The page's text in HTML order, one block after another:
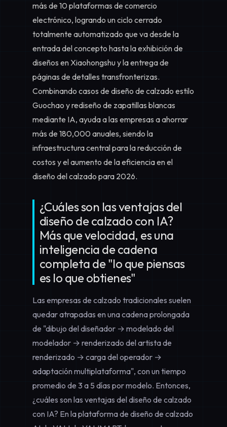
más de 10 plataformas de comercio
electrónico, logrando un ciclo cerrado
totalmente automatizado que va desde la
entrada del concepto hasta la exhibición de
diseños en Xiaohongshu y la entrega de
páginas de detalles transfronterizas.
Combinando casos de diseño de calzado estilo
Guochao y rediseño de zapatillas blancas
mediante IA, ayuda a las empresas a ahorrar
más de 180,000 anuales, siendo la
infraestructura central para la reducción de
costos y el aumento de la eficiencia en el
diseño del calzado para 2026.
¿Cuáles son las ventajas del
diseño de calzado con IA?
Más que velocidad, es una
inteligencia de cadena
completa de "lo que piensas
es lo que obtienes"
Las empresas de calzado tradicionales suelen
quedar atrapadas en una cadena prolongada
de "dibujo del diseñador → modelado del
modelador → renderizado del artista de
renderizado → carga del operador →
adaptación multiplataforma", con un tiempo
promedio de 3 a 5 días por modelo. Entonces,
¿cuáles son las ventajas del diseño de calzado
con IA? En laplataforma de diseño de calzado